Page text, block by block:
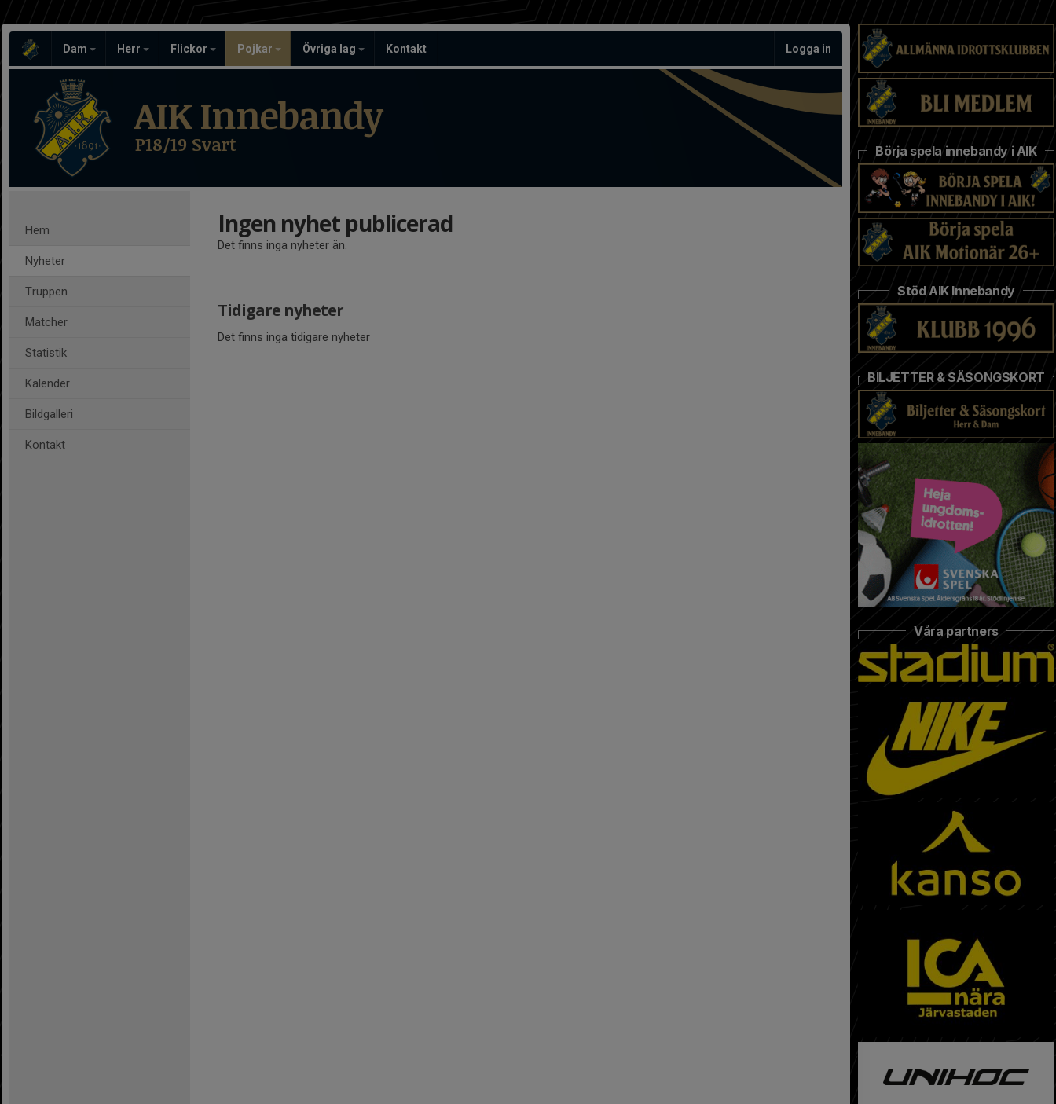
Dam Herr Flickor Pojkar Övriga lag Kontakt Logga in
AIK Innebandy
P18/19 Svart
Hem
Nyheter
Truppen
Matcher
Statistik
Kalender
Bildgalleri
Kontakt
Ingen nyhet publicerad
Det finns inga nyheter än.
Tidigare nyheter
Det finns inga tidigare nyheter
Börja spela innebandy i AIK
Stöd AIK Innebandy
BILJETTER & SÄSONGSKORT
Våra partners